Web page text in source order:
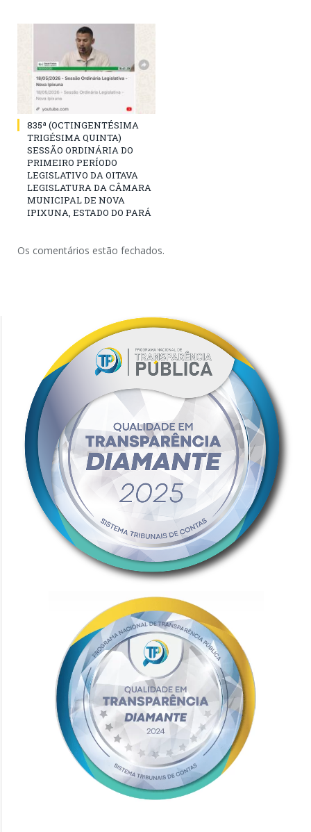
835ª (OCTINGENTÉSIMA
TRIGÉSIMA QUINTA)
SESSÃO ORDINÁRIA DO
PRIMEIRO PERÍODO
LEGISLATIVO DA OITAVA
LEGISLATURA DA CÂMARA
MUNICIPAL DE NOVA
IPIXUNA, ESTADO DO PARÁ
Os comentários estão fechados.